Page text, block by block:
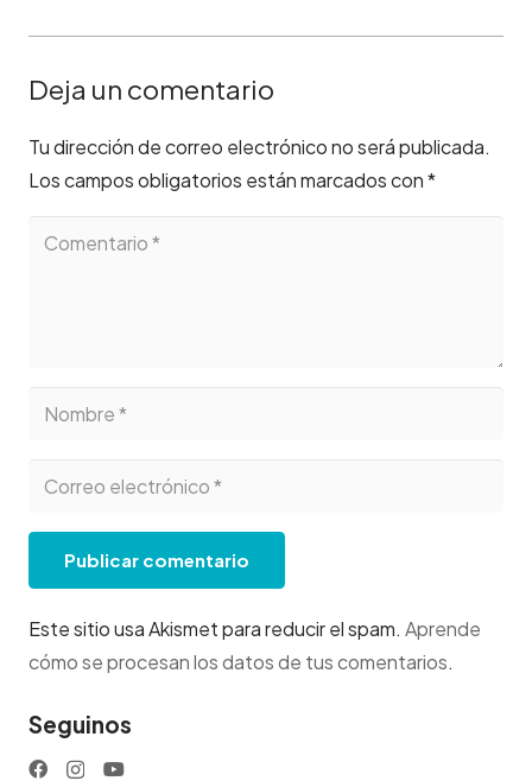
Deja un comentario
Tu dirección de correo electrónico no será publicada.
Los campos obligatorios están marcados con*
Publicar comentario
Este sitio usa Akismet para reducir el spam. Aprende
cómo se procesan los datos de tus comentarios.
Seguinos